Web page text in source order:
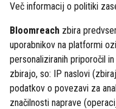
Več informacij o politiki
Bloomreach zbira
uporabnikov na platformi
personaliziranih priporočil
zbirajo, so: IP naslovi
podatkov o povezavi za
značilnosti naprave